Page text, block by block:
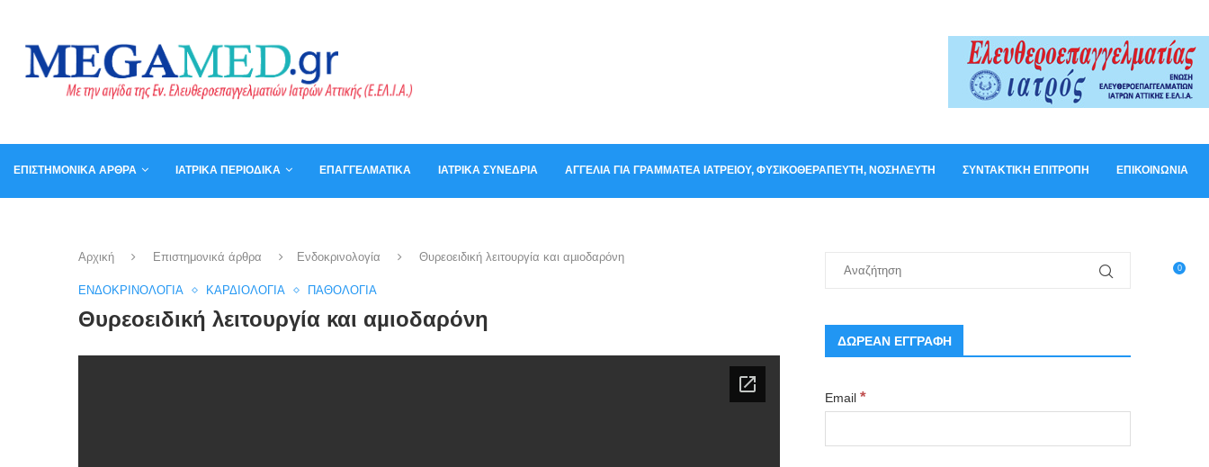
ΕΠΙΣΤΗΜΟΝΙΚΆ ΆΡΘΡΑ ΙΑΤΡΙΚΆ ΠΕΡΙΟΔΙΚΆ ΕΠΑΓΓΕΛΜΑΤΙΚΆ ΙΑΤΡΙΚΆ ΣΥΝΈΔΡΙΑ ΑΓΓΕΛΊΑ ΓΙΑ ΓΡΑΜΜΑΤΈΑ ΙΑΤΡΕΊΟΥ, ΦΥΣΙΚΟΘΕΡΑΠΕΥΤΉ, ΝΟΣΗΛΕΥΤΉ ΣΥΝΤΑΚΤΙΚΉ ΕΠΙΤΡΟΠΉ ΕΠΙΚΟΙΝΩΝΊΑ
0
Αρχική Επιστημονικά άρθρα Ενδοκρινολογία Θυρεοειδική λειτουργία και αµιοδαρόνη
ΕΝΔΟΚΡΙΝΟΛΟΓΊΑ ΚΑΡΔΙΟΛΟΓΊΑ ΠΑΘΟΛΟΓΊΑ
Θυρεοειδική λειτουργία και αµιοδαρόνη
ΔΩΡΕΑΝ ΕΓΓΡΑΦΗ
Email *